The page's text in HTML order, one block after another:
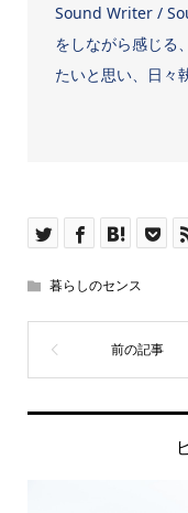
Sound Writer /
をしながら感じる
たいと思い、日々
暮らしのセンス